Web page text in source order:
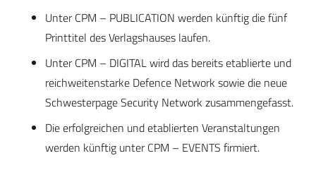
Unter CPM – PUBLICATION werden künftig die fünf
Printtitel des Verlagshauses laufen.
Unter CPM – DIGITAL wird das bereits etablierte und
reichweitenstarke Defence Network sowie die neue
Schwesterpage Security Network zusammengefasst.
Die erfolgreichen und etablierten Veranstaltungen
werden künftig unter CPM – EVENTS firmiert.